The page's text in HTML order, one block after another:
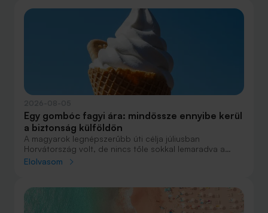
fogalmak közül, amelyekkel biztosan találkozol.
Egy gombóc fagyi ára: mindössze ennyibe kerül
a biztonság külföldön
A magyarok legnépszerűbb úti célja júliusban
Horvátország volt, de nincs tőle sokkal lemaradva a
júniust megnyerő Olaszország sem. A tengerparti
nyaralásnak, mint repülővel.
Elolvasom